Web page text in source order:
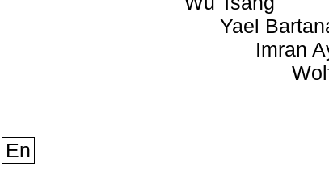
Yael
Imran
En